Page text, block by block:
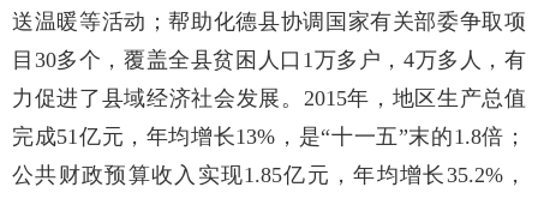
送温暖等活动；帮助化德县协调国家有关部委争取项
目30多个，覆盖全县贫困人口1万多户，4万多人，有
力促进了县域经济社会发展。2015年，地区生产总值
完成51亿元，年均增长13%，是“十一五”末的1.8倍；
公共财政预算收入实现1.85亿元，年均增长35.2%，